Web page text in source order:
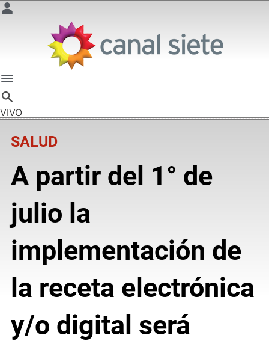
VIVO
SALUD
A partir del 1° de
julio la
implementación de
la receta electrónica
y/o digital será